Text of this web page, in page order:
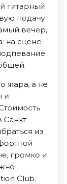
гитарный
подачу
вечер,
на сцене
жара, а не
и
Санкт-
из
громко и
Club.